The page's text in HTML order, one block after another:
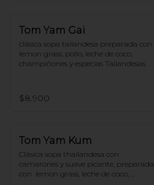
Tom Yam Gai
clásica sopa tailandesa preparada con
lemon grass, pollo, leche de coco,
champiñones y especias Tailandesas.
$8.900
Tom Yam Kum
Clásica sopa thailandesa con
camarones y suave picante, preparada
con  lemon grass, leche de coco,